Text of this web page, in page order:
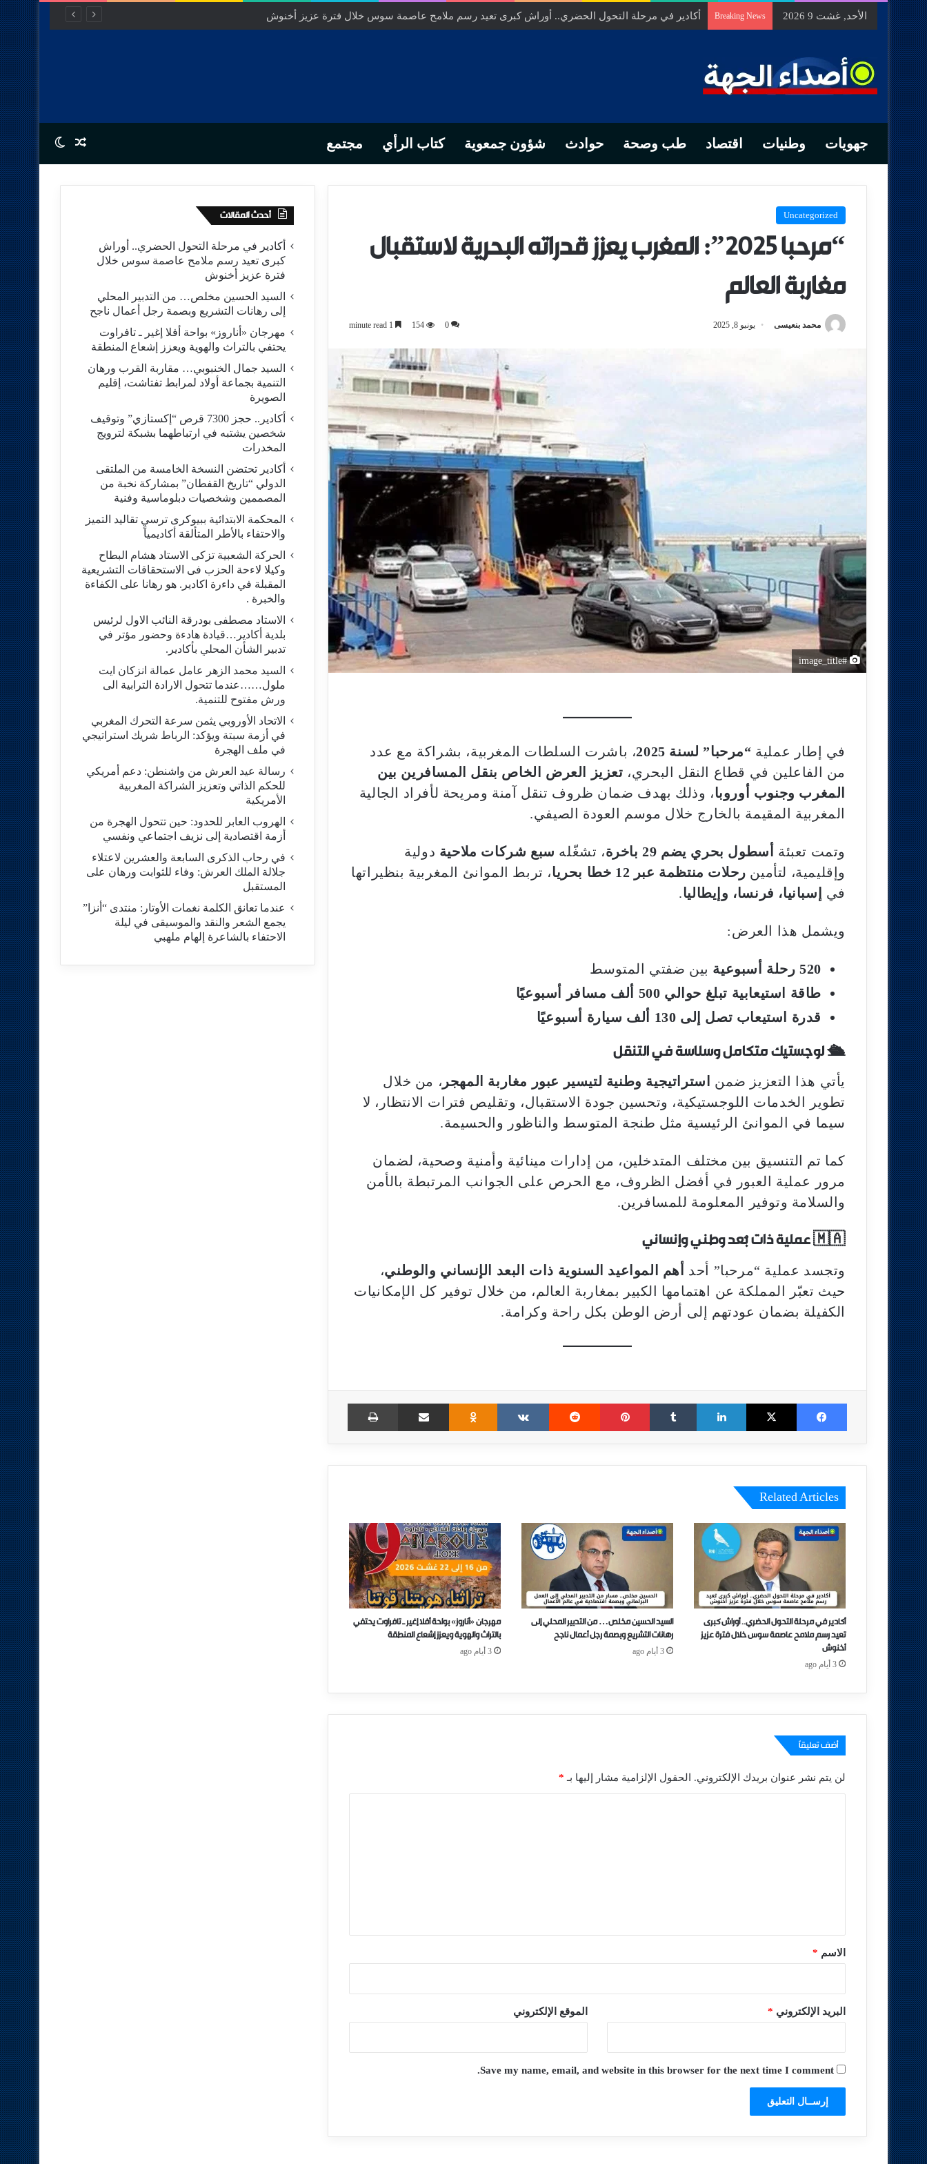
الأحد, غشت 9 2026 Breaking News السيد الحسين مخلص… من التدبير المحلي إلى رهانات التشريع وبصمة رجل أعمال ناجح
جهويات وطنيات اقتصاد طب وصحة حوادث شؤون جمعوية كتاب الرأي مجتمع Random Article
Switch skin
Uncategorized
“مرحبا 2025”: المغرب يعزز قدراته البحرية لاستقبال
مغاربة العالم
محمد بنعيسى يونيو 8, 2025 0
154
#image_title
في إطار عملية “مرحبا” لسنة 2025
، باشرت السلطات المغربية، بشراكة مع عدد
من الفاعلين في قطاع النقل البحري، تعزيز العرض الخاص بنقل المسافرين بين
المغرب وجنوب أوروبا، وذلك بهدف ضمان ظروف تنقل آمنة ومريحة لأفراد الجالية
المغربية المقيمة بالخارج خلال موسم العودة الصيفي.
وتمت تعبئة أسطول بحري يضم 29 باخرة ، تشغّله سبع شركات ملاحية دولية
وإقليمية، لتأمين رحلات منتظمة عبر 12 خطا بحريا
، تربط الموانئ المغربية بنظيراتها
في
إسبانيا، فرنسا، وإيطاليا.
ويشمل هذا العرض:
520 رحلة أسبوعية
بين ضفتي المتوسط
طاقة استيعابية تبلغ حوالي 500 ألف مسافر أسبوعيًا
قدرة استيعاب تصل إلى 130 ألف سيارة أسبوعيًا
🛳️ لوجستيك متكامل وسلاسة في التنقل
يأتي هذا التعزيز ضمن استراتيجية وطنية لتيسير عبور مغاربة المهجر ، من خلال
تطوير الخدمات اللوجستيكية، وتحسين جودة الاستقبال، وتقليص فترات الانتظار، لا
سيما في الموانئ الرئيسية مثل طنجة المتوسط والناظور والحسيمة.
كما تم التنسيق بين مختلف المتدخلين، من إدارات مينائية وأمنية وصحية، لضمان
مرور عملية العبور في أفضل الظروف، مع الحرص على الجوانب المرتبطة بالأمن
والسلامة وتوفير المعلومة للمسافرين.
🇲🇦 عملية ذات بُعد وطني وإنساني
وتجسد عملية “مرحبا” أحد أهم المواعيد السنوية ذات البعد الإنساني والوطني،
حيث تعبّر المملكة عن اهتمامها الكبير بمغاربة العالم، من خلال توفير كل الإمكانيات
الكفيلة بضمان عودتهم إلى أرض الوطن بكل راحة وكرامة.
Facebook
X
LinkedIn
Tumblr
Pinterest
Reddit
VKontakte
Odnoklassniki
Share via Email
Print
Related Articles
أكادير في مرحلة التحول الحضري.. أوراش كبرى
تعيد رسم ملامح عاصمة سوس خلال فترة عزيز
أخنوش
3 أيام ago
السيد الحسين مخلص… من التدبير المحلي إلى
رهانات التشريع وبصمة رجل أعمال ناجح
3 أيام ago
مهرجان «أناروز» بواحة أفلا إغير ـ تافراوت يحتفي
بالتراث والهوية ويعزز إشعاع المنطقة
3 أيام ago
أضف تعليقاً
لن يتم نشر عنوان بريدك الإلكتروني. الحقول الإلزامية مشار إليها بـ *
*الاسم *
البريد الإلكتروني * الموقع الإلكتروني
Save my name, email, and website in this browser for the next time I comment.
أحدث المقالات
أكادير في مرحلة التحول الحضري.. أوراش
كبرى تعيد رسم ملامح عاصمة سوس خلال
فترة عزيز أخنوش
السيد الحسين مخلص… من التدبير المحلي
إلى رهانات التشريع وبصمة رجل أعمال ناجح
مهرجان «أناروز» بواحة أفلا إغير ـ تافراوت
يحتفي بالتراث والهوية ويعزز إشعاع المنطقة
السيد جمال الخنبوبي… مقاربة القرب ورهان
التنمية بجماعة أولاد لمرابط تفتاشت، إقليم
الصويرة
أكادير.. حجز 7300 قرص “إكستازي” وتوقيف
شخصين يشتبه في ارتباطهما بشبكة لترويج
المخدرات
أكادير تحتضن النسخة الخامسة من الملتقى
الدولي “تاريخ القفطان” بمشاركة نخبة من
المصممين وشخصيات دبلوماسية وفنية
المحكمة الابتدائية ببيوكرى ترسي تقاليد التميز
والاحتفاء بالأطر المتألقة أكاديمياً
الحركة الشعبية تزكى الاستاد هشام البطاح
وكيلا لاءحة الحزب فى الاستحقاقات التشريعية
المقبلة في داءرة اكادير. هو رهانا على الكفاءة
والخبرة .
الاستاد مصطفى بودرقة النائب الاول لرئيس
بلدية أكادير…قيادة هادءة وحضور مؤتر في
تدبير الشأن المحلي بأكادير.
السيد محمد الزهر عامل عمالة انزكان ايت
ملول……عندما تتحول الارادة الترابية الى
ورش مفتوح للتنمية.
الاتحاد الأوروبي يثمن سرعة التحرك المغربي
في أزمة سبتة ويؤكد: الرباط شريك استراتيجي
في ملف الهجرة
رسالة عيد العرش من واشنطن: دعم أمريكي
للحكم الذاتي وتعزيز الشراكة المغربية
الأمريكية
​الهروب العابر للحدود: حين تتحول الهجرة من
أزمة اقتصادية إلى نزيف اجتماعي ونفسي
في رحاب الذكرى السابعة والعشرين لاعتلاء
جلالة الملك العرش: وفاء للثوابت ورهان على
المستقبل
​عندما تعانق الكلمة نغمات الأوتار: منتدى “أنزا”
يجمع الشعر والنقد والموسيقى في ليلة
الاحتفاء بالشاعرة إلهام ملهبي